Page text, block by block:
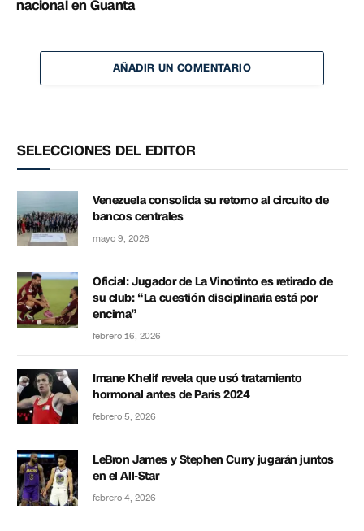
nacional en Guanta
AÑADIR UN COMENTARIO
SELECCIONES DEL EDITOR
Venezuela consolida su retorno al circuito de
bancos centrales
mayo 9, 2026
Oficial: Jugador de La Vinotinto es retirado de
su club: “La cuestión disciplinaria está por
encima”
febrero 16, 2026
Imane Khelif revela que usó tratamiento
hormonal antes de París 2024
febrero 5, 2026
LeBron James y Stephen Curry jugarán juntos
en el All-Star
febrero 4, 2026